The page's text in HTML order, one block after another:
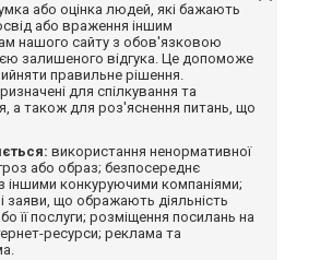
або оцінка людей, які бажають
або враження іншим
нашого сайту з обов'язковою
залишеного відгука. Це допоможе
правильне рішення.
для спілкування та
а також для роз'яснення питань, що
використання ненормативної
або образ; безпосереднє
іншими конкуруючими компаніями;
заяви, що ображають діяльність
її послуги; розміщення посилань на
ресурси; реклама та